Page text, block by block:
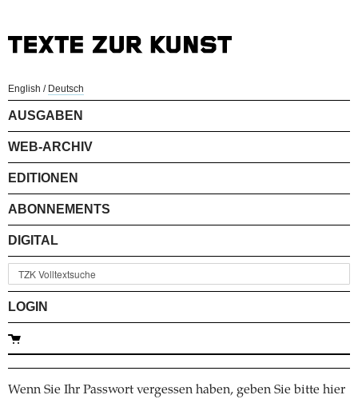
English / Deutsch
AUSGABEN
WEB-ARCHIV
EDITIONEN
ABONNEMENTS
DIGITAL
LOGIN
Wenn Sie Ihr Passwort vergessen haben, geben Sie bitte hier